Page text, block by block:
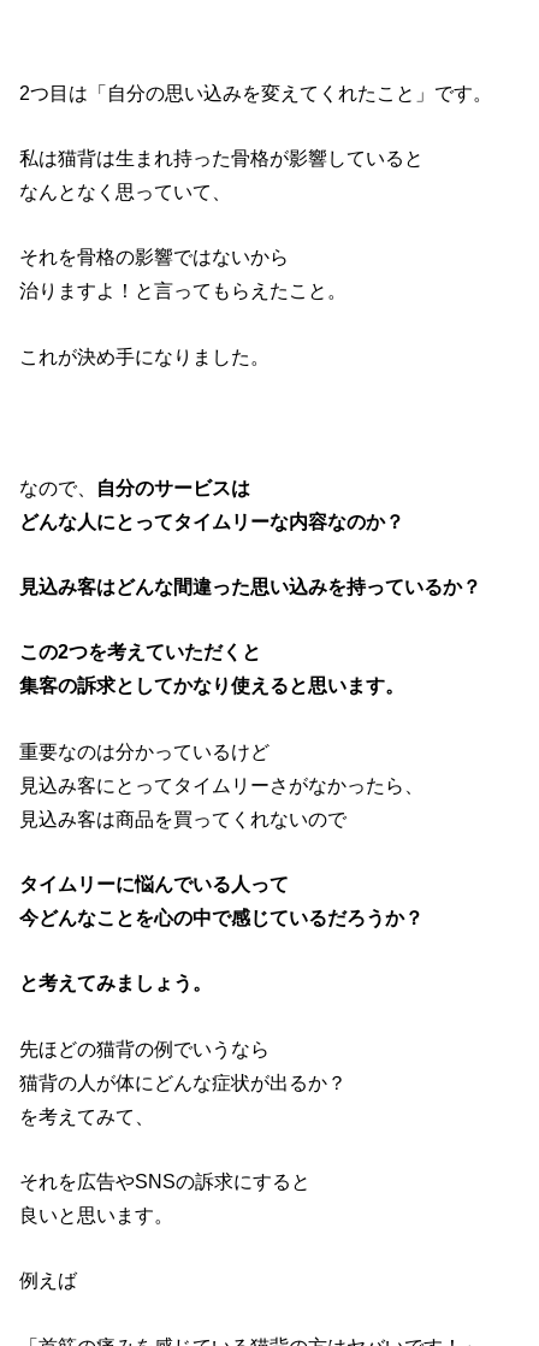
2つ目は「自分の思い込みを変えてくれたこと」です。
私は猫背は生まれ持った骨格が影響していると
なんとなく思っていて、
それを骨格の影響ではないから
治りますよ！と言ってもらえたこと。
これが決め手になりました。
なので、 自分のサービスは
どんな人にとってタイムリーな内容なのか？
見込み客はどんな間違った思い込みを持っているか？
この2つを考えていただくと
集客の訴求としてかなり使えると思います。
重要なのは分かっているけど
見込み客にとってタイムリーさがなかったら、
見込み客は商品を買ってくれないので
タイムリーに悩んでいる人って
今どんなことを心の中で感じているだろうか？
と考えてみましょう。
先ほどの猫背の例でいうなら
猫背の人が体にどんな症状が出るか？
を考えてみて、
それを広告やSNSの訴求にすると
良いと思います。
例えば